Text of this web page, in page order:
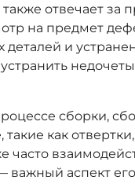
отвечает за
на предмет
и
сборки,
как
часто
аспект